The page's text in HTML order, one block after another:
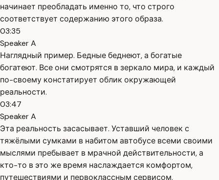
начинает преобладать именно то, что строго
соответствует содержанию этого образа.
03:35
Speaker A
Наглядный пример. Бедные беднеют, а богатые
богатеют. Все они смотрятся в зеркало мира, и каждый
по-своему констатирует облик окружающей
реальности.
03:47
Speaker A
Эта реальность засасывает. Уставший человек с
тяжёлыми сумками в набитом автобусе всеми своими
мыслями пребывает в мрачной действительности, а
кто-то в это же время наслаждается комфортом,
путешествиями и первоклассным сервисом.